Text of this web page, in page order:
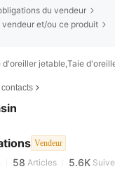
du vendeur
vendeur et/ou ce produit
d'oreiller jetable,Taie
Vendeur
58
58 Articles 5.6K